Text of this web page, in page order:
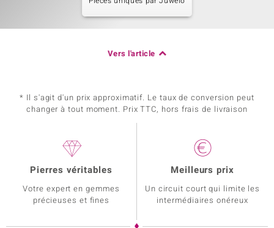
Vers l'article
* Il s'agit d'un prix approximatif. Le taux de conversion peut
changer à tout moment. Prix TTC, hors frais de livraison
Pierres véritables
Votre expert en gemmes
précieuses et fines
Meilleurs prix
Un circuit court qui limite les
intermédiaires onéreux